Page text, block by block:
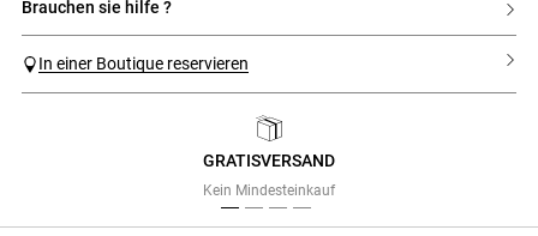
brauchen sie hilfe ?
In einer Boutique reservieren
GRATISVERSAND
Kein Mindesteinkauf